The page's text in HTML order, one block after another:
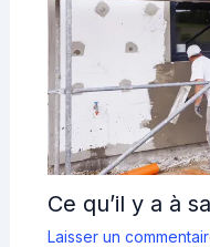
Ce qu’il y a à
Laisser un